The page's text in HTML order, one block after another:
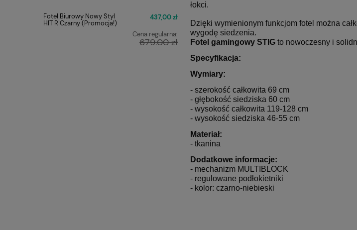
Fotel Biurowy Nowy Styl
HIT R Czarny (Promocja!)
437,00 zł
Cena regularna:
679,00 zł
Q-025 CZARNY
479,00 zł
łokci.
Dzięki wymienionym funkcjom fotel można
wygodę siedzenia.
Fotel gamingowy STIG to nowoczesny i
Specyfikacja:
Wymiary:
- szerokość całkowita 69 cm
- głębokość siedziska 60 cm
- wysokość całkowita 119-128 cm
- wysokość siedziska 46-55 cm
Materiał:
- tkanina
Dodatkowe informacje:
- mechanizm MULTIBLOCK
- regulowane podłokietniki
- kolor: czarno-niebieski